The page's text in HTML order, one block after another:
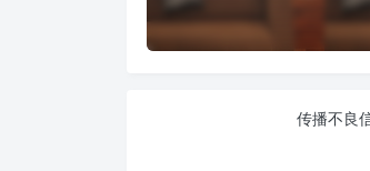
传播不良